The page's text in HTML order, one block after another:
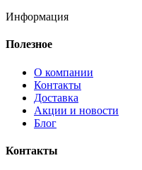
Информация
Полезное
О компании
Контакты
Доставка
Акции и новости
Блог
Контакты